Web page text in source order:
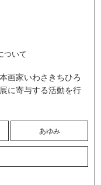
ついて
画家いわさきちひろ
に寄与する活動を行
あゆみ